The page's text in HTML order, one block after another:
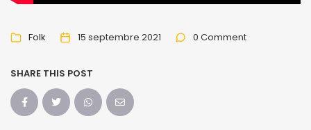
Folk 15 septembre 2021 0 Comment
SHARE THIS POST